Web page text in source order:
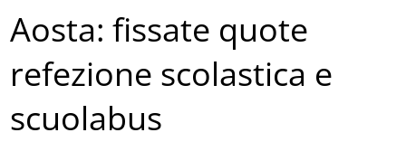
Aosta: fissate quote
refezione scolastica e
scuolabus